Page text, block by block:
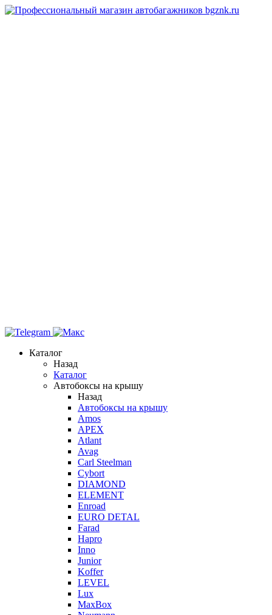
Каталог
Назад
Каталог
Автобоксы на крышу
Назад
Автобоксы на крышу
Amos
APEX
Atlant
Avag
Carl Steelman
Cybort
DIAMOND
ELEMENT
Enroad
EURO DETAL
Farad
Hapro
Inno
Junior
Koffer
LEVEL
Lux
MaxBox